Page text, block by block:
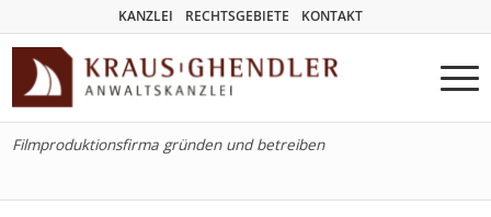
KANZLEI RECHTSGEBIETE KONTAKT
Filmproduktionsfirma gründen und betreiben